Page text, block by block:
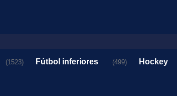
(1523) Fútbol inferiores (499) Hockey